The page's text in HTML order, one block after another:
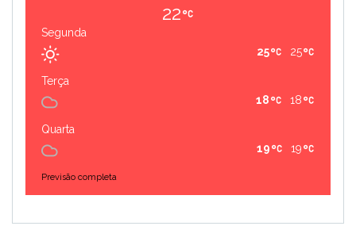
22
Segunda
25
25
Terça
18
18
Quarta
19
19
Previsão completa